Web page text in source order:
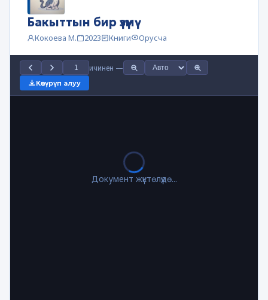
Бакыттын бир үзүмү
Кокоева М. 2023 Книги Орусча
ичинен —
Көчүрүп алуу
Документ жүктөлүүдө...